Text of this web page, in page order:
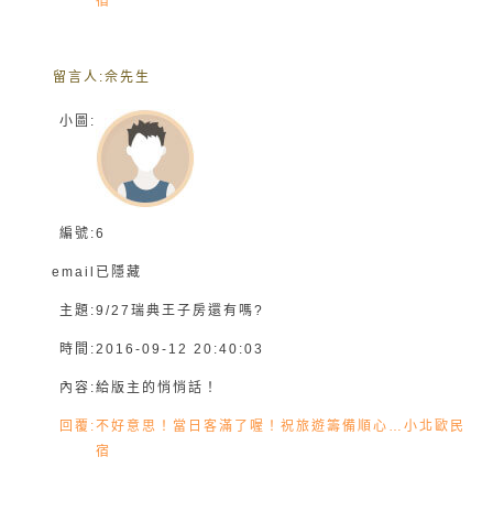
留言人:佘先生
小圖:
編號:6
email 已隱藏
主題:9/27瑞典王子房還有嗎?
時間:2016-09-12 20:40:03
內容:給版主的悄悄話！
回覆:不好意思！當日客滿了喔！祝旅遊籌備順心…小北歐民
宿